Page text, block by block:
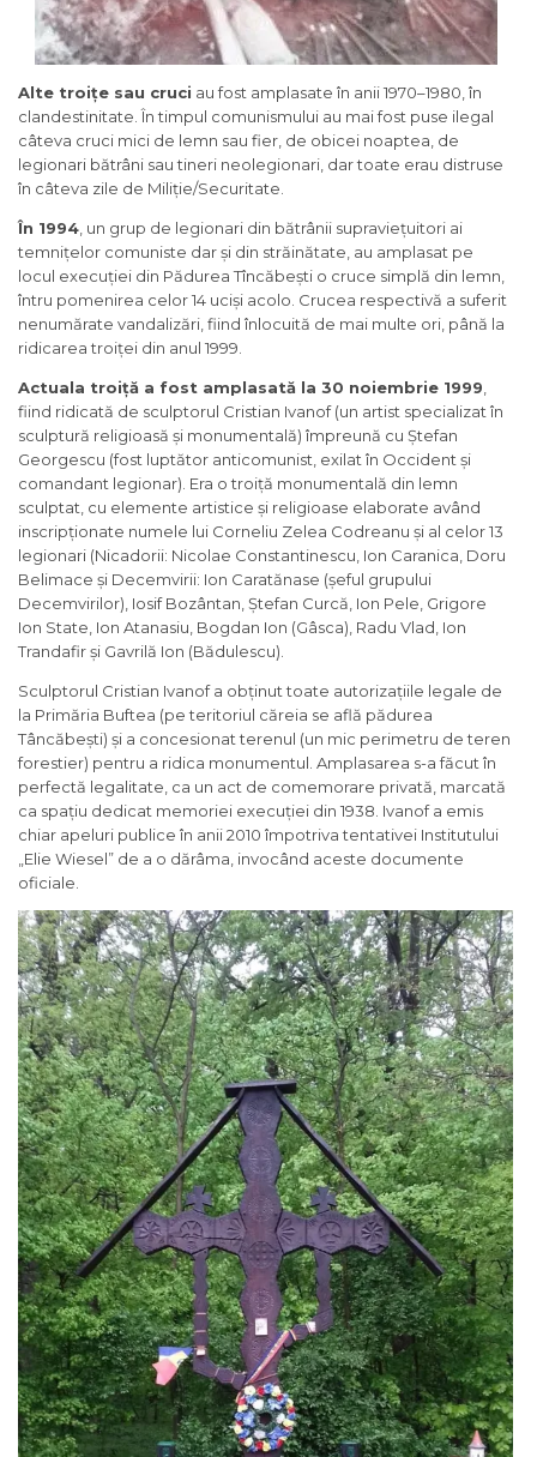
Alte troițe sau cruci au fost amplasate în anii 1970–1980, în
clandestinitate. În timpul comunismului au mai fost puse ilegal
câteva cruci mici de lemn sau fier, de obicei noaptea, de
legionari bătrâni sau tineri neolegionari, dar toate erau distruse
în câteva zile de Miliție/Securitate.
În 1994 , un grup de legionari din bătrânii supraviețuitori ai
temnițelor comuniste dar și din străinătate, au amplasat pe
locul execuției din Pădurea Tîncăbești o cruce simplă din lemn,
întru pomenirea celor 14 uciși acolo. Crucea respectivă a suferit
nenumărate vandalizări, fiind înlocuită de mai multe ori, până la
ridicarea troiței din anul 1999.
Actuala troiță a fost amplasată la 30 noiembrie 1999
fiind ridicată de sculptorul Cristian Ivanof (un artist specializat în
sculptură religioasă și monumentală) împreună cu Ștefan
Georgescu (fost luptător anticomunist, exilat în Occident și
comandant legionar). Era o troiță monumentală din lemn
sculptat, cu elemente artistice și religioase elaborate având
inscripționate numele lui Corneliu Zelea Codreanu și al celor 13
legionari (Nicadorii: Nicolae Constantinescu, Ion Caranica, Doru
Belimace și Decemvirii: Ion Caratănase (șeful grupului
Decemvirilor), Iosif Bozântan, Ștefan Curcă, Ion Pele, Grigore
Ion State, Ion Atanasiu, Bogdan Ion (Gâsca), Radu Vlad, Ion
Trandafir și Gavrilă Ion (Bădulescu).
Sculptorul Cristian Ivanof a obținut toate autorizațiile legale de
la Primăria Buftea (pe teritoriul căreia se află pădurea
Tâncăbești) și a concesionat terenul (un mic perimetru de teren
forestier) pentru a ridica monumentul. Amplasarea s-a făcut în
perfectă legalitate, ca un act de comemorare privată, marcată
ca spațiu dedicat memoriei execuției din 1938. Ivanof a emis
chiar apeluri publice în anii 2010 împotriva tentativei Institutului
„Elie Wiesel” de a o dărâma, invocând aceste documente
oficiale.